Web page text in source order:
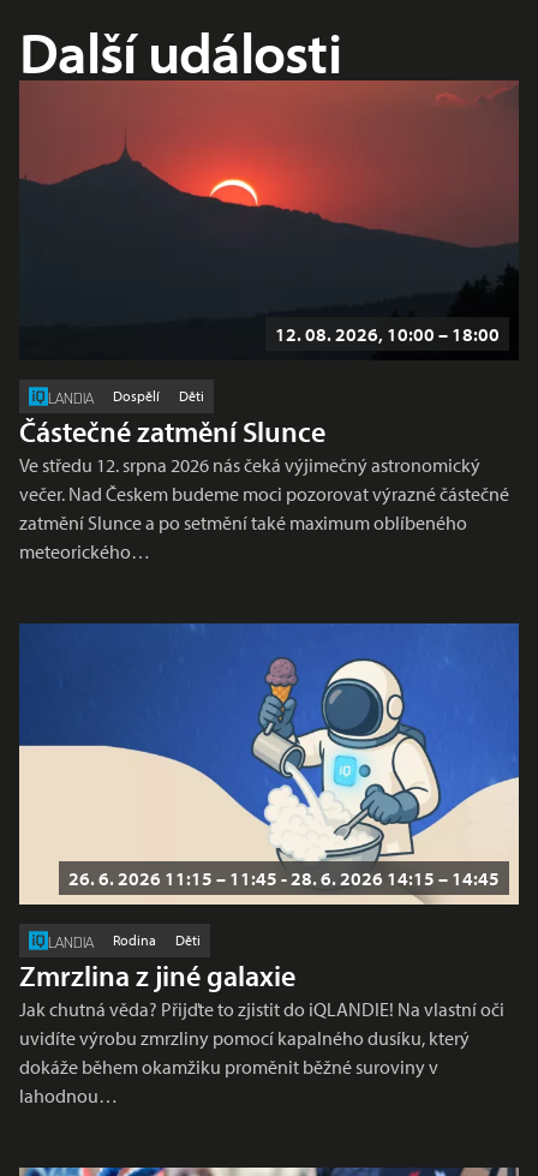
Další události
12. 08. 2026, 10:00 – 18:00
LANDIA Dospělí Děti
Částečné zatmění Slunce
Ve středu 12. srpna 2026 nás čeká výjimečný astronomický
večer. Nad Českem budeme moci pozorovat výrazné částečné
zatmění Slunce a po setmění také maximum oblíbeného
meteorického…
26. 6. 2026 11:15 – 11:45 - 28. 6. 2026 14:15 – 14:45
LANDIA Rodina Děti
Zmrzlina z jiné galaxie
Jak chutná věda? Přijďte to zjistit do iQLANDIE! Na vlastní oči
uvidíte výrobu zmrzliny pomocí kapalného dusíku, který
dokáže během okamžiku proměnit běžné suroviny v
lahodnou…